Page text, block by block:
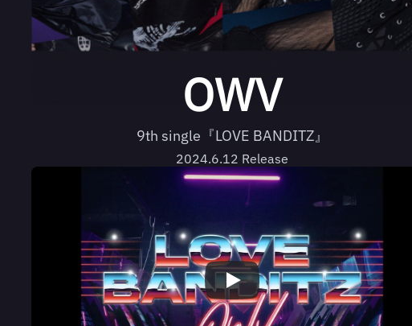
OWV
9th single『LOVE BANDITZ』
2024.6.12 Release